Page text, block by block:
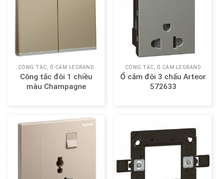
CÔNG TẮC, Ổ CẮM LEGRAND
Công tắc đôi 1 chiều
màu Champagne
CÔNG TẮC, Ổ CẮM LEGRAND
Ổ cắm đôi 3 chấu Arteor
572633